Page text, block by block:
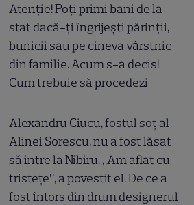
Atenție! Poți primi bani de la
stat dacă-ți îngrijești părinții,
bunicii sau pe cineva vârstnic
din familie. Acum s-a decis!
Cum trebuie să procedezi
Alexandru Ciucu, fostul soț al
Alinei Sorescu, nu a fost lăsat
să intre la Nibiru. „Am aflat cu
tristețe”, a povestit el. De ce a
fost întors din drum designerul